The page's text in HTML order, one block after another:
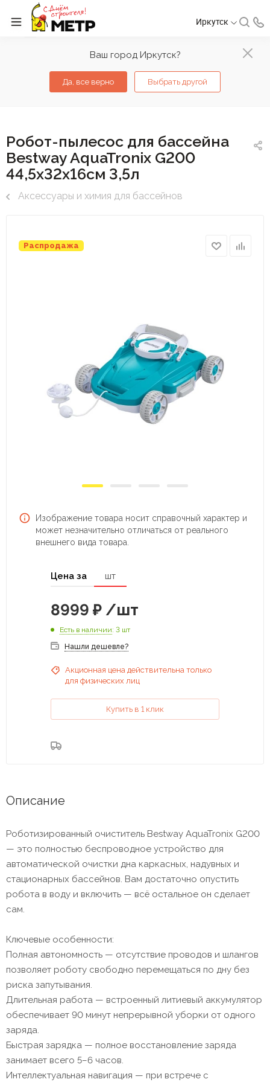
Ваш город Иркутск?
Да, все верно Выбрать другой
Иркутск
Робот-пылесос для бассейна
Bestway AquaTronix G200
44,5х32х16см 3,5л
Аксессуары и химия для бассейнов
Распродажа
Изображение товара носит справочный характер и
может незначительно отличаться от реального
внешнего вида товара.
Цена за шт
8999 ₽ /шт
Есть в наличии: 3 шт
Нашли дешевле?
Акционная цена действительна только
для физических лиц
Купить в 1 клик
Описание
Роботизированный очиститель Bestway AquaTronix G200
— это полностью беспроводное устройство для
автоматической очистки дна каркасных, надувных и
стационарных бассейнов. Вам достаточно опустить
робота в воду и включить — всё остальное он сделает
сам.
Ключевые особенности:
Полная автономность — отсутствие проводов и шлангов
позволяет роботу свободно перемещаться по дну без
риска запутывания.
Длительная работа — встроенный литиевый аккумулятор
обеспечивает 90 минут непрерывной уборки от одного
заряда.
Быстрая зарядка — полное восстановление заряда
занимает всего 5–6 часов.
Интеллектуальная навигация — при встрече с